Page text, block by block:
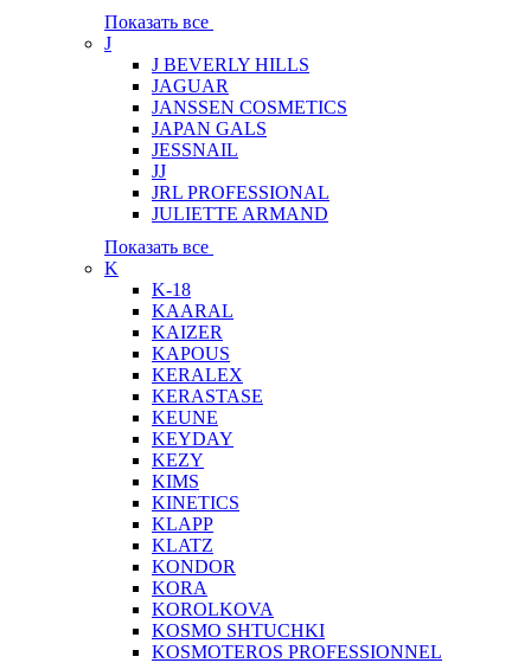
Показать все
J
J BEVERLY HILLS
JAGUAR
JANSSEN COSMETICS
JAPAN GALS
JESSNAIL
JJ
JRL PROFESSIONAL
JULIETTE ARMAND
Показать все
K
K-18
KAARAL
KAIZER
KAPOUS
KERALEX
KERASTASE
KEUNE
KEYDAY
KEZY
KIMS
KINETICS
KLAPP
KLATZ
KONDOR
KORA
KOROLKOVA
KOSMO SHTUCHKI
KOSMOTEROS PROFESSIONNEL